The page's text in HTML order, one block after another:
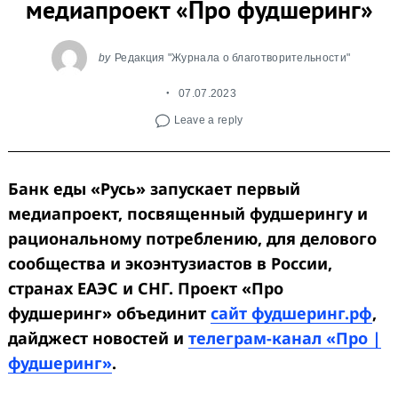
медиапроект «Про фудшеринг»
by Редакция "Журнала о благотворительности"
07.07.2023
Leave a reply
Банк еды «Русь» запускает первый
медиапроект, посвященный фудшерингу и
рациональному потреблению, для делового
сообщества и экоэнтузиастов в России,
странах ЕАЭС и СНГ. Проект «Про
фудшеринг» объединит сайт фудшеринг.рф,
дайджест новостей и телеграм-канал «Про |
фудшеринг».